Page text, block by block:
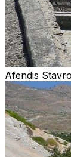
Afendis